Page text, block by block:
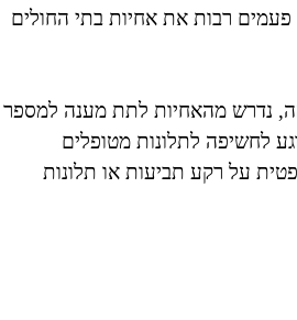
רבות את אחיות בתי החולים
נדרש מהאחיות לתת מענה למספר
לחשיפה לתלונות מטופלים
על רקע תביעות או תלונות